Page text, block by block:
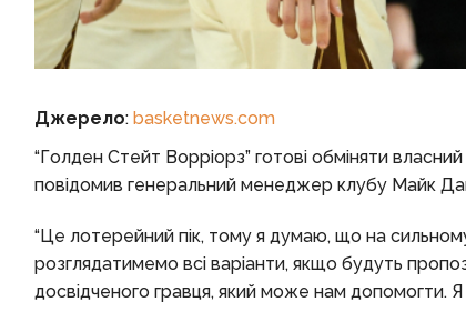
Джерело: basketnews.com
“Голден Стейт Ворріорз” готові обміняти
повідомив генеральний менеджер клубу Майк
“Це лотерейний пік, тому я думаю, що на
розглядатимемо всі варіанти, якщо будуть
досвідченого гравця, який може нам допомогти. Я